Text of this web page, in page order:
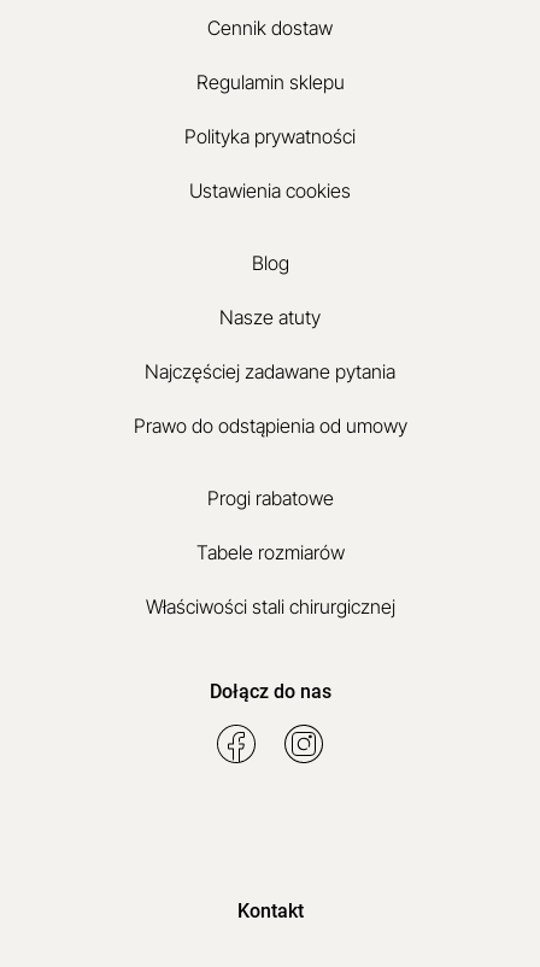
Cennik dostaw
Regulamin sklepu
Polityka prywatności
Ustawienia cookies
Blog
Nasze atuty
Najczęściej zadawane pytania
Prawo do odstąpienia od umowy
Progi rabatowe
Tabele rozmiarów
Właściwości stali chirurgicznej
Dołącz do nas
Kontakt